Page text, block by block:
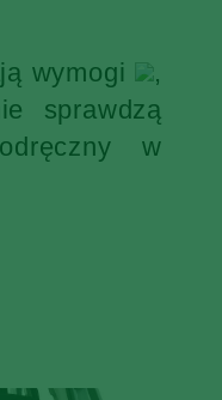
wymogi
,
sprawdzą
w